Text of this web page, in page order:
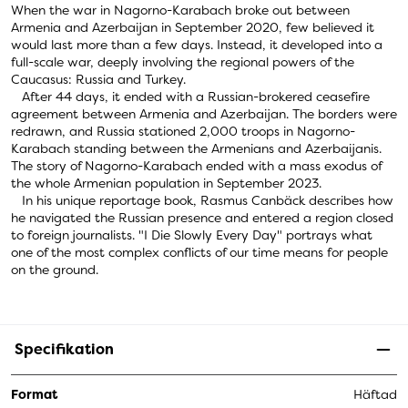
When the war in Nagorno-Karabach broke out between
Armenia and Azerbaijan in September 2020, few believed it
would last more than a few days. Instead, it developed into a
full-scale war, deeply involving the regional powers of the
Caucasus: Russia and Turkey.
After 44 days, it ended with a Russian-brokered ceasefire
agreement between Armenia and Azerbaijan. The borders were
redrawn, and Russia stationed 2,000 troops in Nagorno-
Karabach standing between the Armenians and Azerbaijanis.
The story of Nagorno-Karabach ended with a mass exodus of
the whole Armenian population in September 2023.
In his unique reportage book, Rasmus Canbäck describes how
he navigated the Russian presence and entered a region closed
to foreign journalists. "I Die Slowly Every Day" portrays what
one of the most complex conflicts of our time means for people
on the ground.
Specifikation
Format Häftad